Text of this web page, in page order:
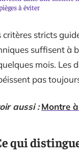
à éviter
critères stricts
suffisent à
mois. Les
pas
aussi : Montre
qui